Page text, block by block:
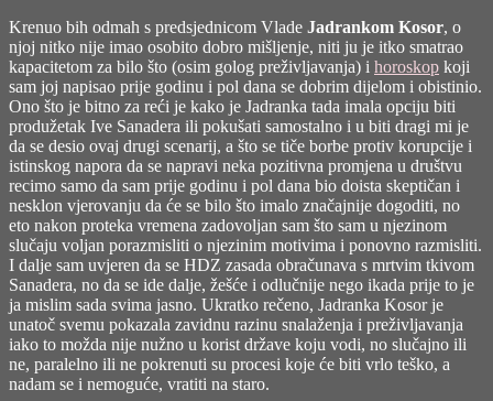
Krenuo bih odmah s predsjednicom Vlade Jadrankom Kosor, o
njoj nitko nije imao osobito dobro mišljenje, niti ju je itko smatrao
kapacitetom za bilo što (osim golog preživljavanja) i horoskop koji
sam joj napisao prije godinu i pol dana se dobrim dijelom i obistinio.
Ono što je bitno za reći je kako je Jadranka tada imala opciju biti
produžetak Ive Sanadera ili pokušati samostalno i u biti dragi mi je
da se desio ovaj drugi scenarij, a što se tiče borbe protiv korupcije i
istinskog napora da se napravi neka pozitivna promjena u društvu
recimo samo da sam prije godinu i pol dana bio doista skeptičan i
nesklon vjerovanju da će se bilo što imalo značajnije dogoditi, no
eto nakon proteka vremena zadovoljan sam što sam u njezinom
slučaju voljan porazmisliti o njezinim motivima i ponovno razmisliti.
I dalje sam uvjeren da se HDZ zasada obračunava s mrtvim tkivom
Sanadera, no da se ide dalje, žešće i odlučnije nego ikada prije to je
ja mislim sada svima jasno. Ukratko rečeno, Jadranka Kosor je
unatoč svemu pokazala zavidnu razinu snalaženja i preživljavanja
iako to možda nije nužno u korist države koju vodi, no slučajno ili
ne, paralelno ili ne pokrenuti su procesi koje će biti vrlo teško, a
nadam se i nemoguće, vratiti na staro.